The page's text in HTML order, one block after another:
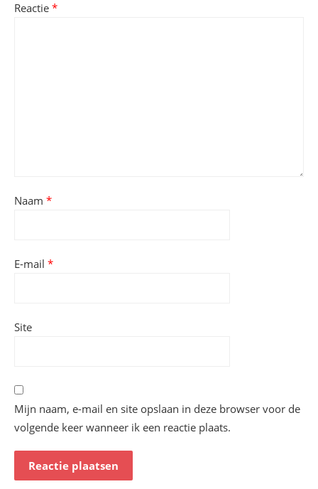
Reactie *
Naam *
E-mail *
Site
Mijn naam, e-mail en site opslaan in deze browser voor de
volgende keer wanneer ik een reactie plaats.